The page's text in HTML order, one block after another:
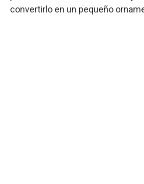
convertirlo en un pequeño